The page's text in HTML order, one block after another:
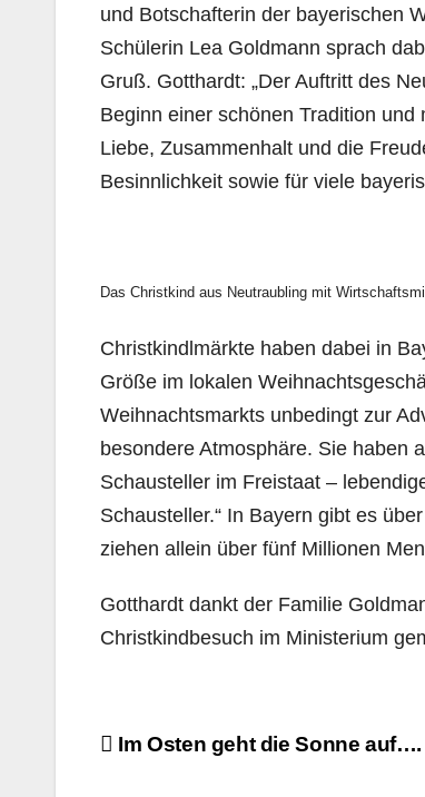
und Botschafterin der bayerischen
Schülerin Lea Goldmann sprach
Gruß. Gotthardt: „Der Auftritt des
Beginn einer schönen Tradition
Liebe, Zusammenhalt und die
Besinnlichkeit sowie für viele
Das Christkind aus Neutraubling mit
Christkindlmärkte haben dabei in
Größe im lokalen
Weihnachtsmarkts unbedingt zur
besondere Atmosphäre. Sie haben
Schausteller im Freistaat –
Schausteller.“ In Bayern gibt es
ziehen allein über fünf Millionen
Gotthardt dankt der Familie
Christkindbesuch im Ministerium
Beitragsnavigation
Im Osten geht die Sonne auf….